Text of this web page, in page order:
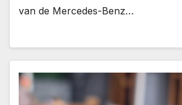
van de Mercedes-Benz…